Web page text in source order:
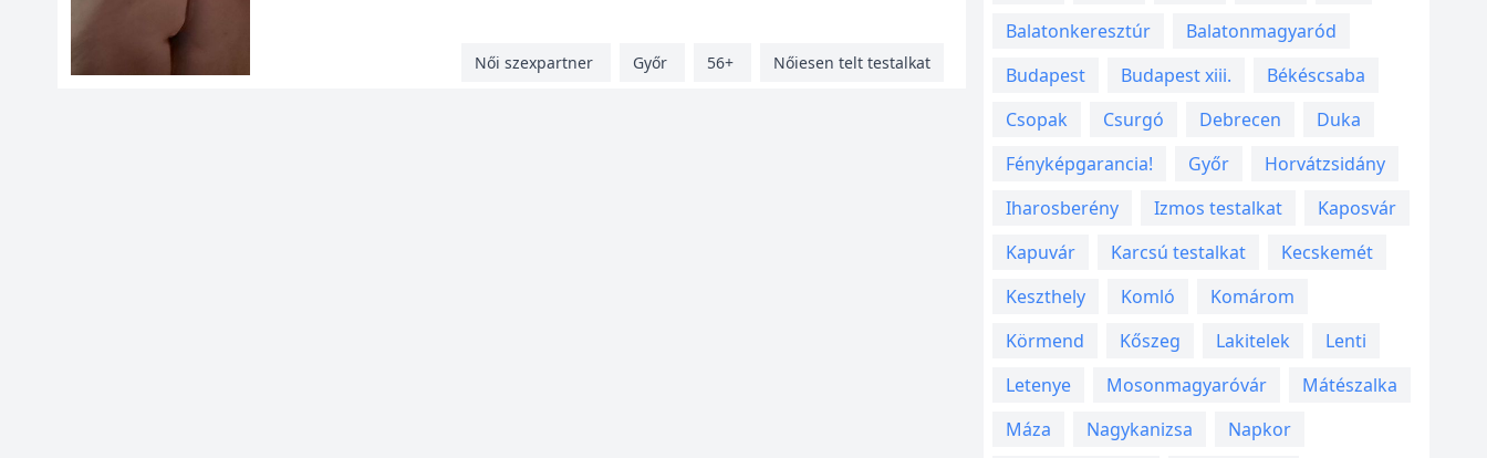
Női szexpartner Győr 56+ Nőiesen telt testalkat
Balatonkeresztúr
Balatonmagyaród
Budapest
Budapest xiii.
Békéscsaba
Csopak
Csurgó Debrecen
Duka
Fényképgarancia!
Győr
Horvátzsidány
Iharosberény
Izmos testalkat
Kaposvár
Kapuvár
Karcsú testalkat
Kecskemét
Keszthely
Komló
Komárom
Körmend
Kőszeg Lakitelek
Lenti
Letenye
Mosonmagyaróvár
Mátészalka
Máza
Nagykanizsa
Napkor